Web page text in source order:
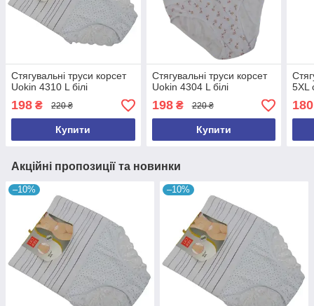
Стягувальні труси корсет
Uokin 4310 L білі
198 ₴ 220 ₴
Купити
Стягувальні труси корсет
Uokin 4304 L білі
198₴ 220 ₴
Купити
5XL
180
Акційні пропозиції та новинки
–10% –10%